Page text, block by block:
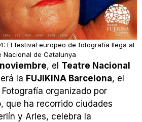
El festival europeo de fotografía llega al
Nacional de Catalunya
, el Teatre Nacional
la FUJIKINA Barcelona, el
organizado por
que ha recorrido ciudades
y Arles, celebra la